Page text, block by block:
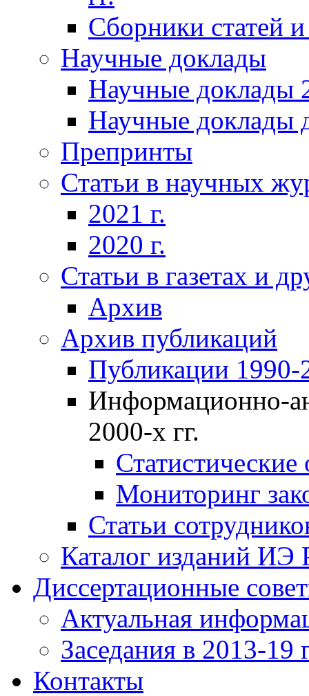
Сборники статей
Научные доклады
Научные доклады
Научные доклады
Препринты
Статьи в научных
2021 г.
2020 г.
Статьи в газетах и
Архив
Архив публикаций
Публикации 1990-
Информационно-
2000-х гг.
Мониторинг
Статьи
Каталог изданий ИЭ
Диссертационные
Актуальная
Заседания в 2013-19
Контакты